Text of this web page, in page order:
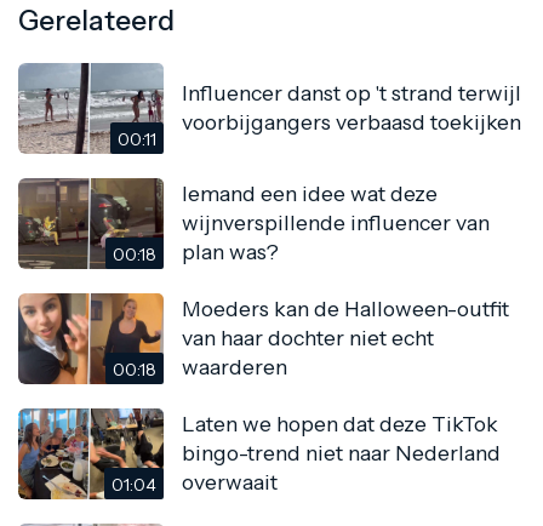
Gerelateerd
00:11
Influencer danst op 't strand terwijl
voorbijgangers verbaasd toekijken
00:18
Iemand een idee wat deze
wijnverspillende influencer van
plan was?
00:18
Moeders kan de Halloween-outfit
van haar dochter niet echt
waarderen
01:04
Laten we hopen dat deze TikTok
bingo-trend niet naar Nederland
overwaait